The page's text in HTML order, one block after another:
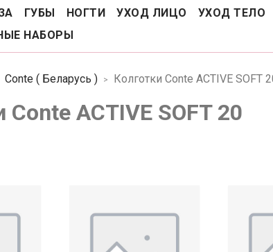
ГУБЫ НОГТИ УХОД ЛИЦО УХОД ТЕЛО
НАБОРЫ
Conte ( Беларусь ) Колготки Conte ACTIVE SOFT
Conte ACTIVE SOFT 20